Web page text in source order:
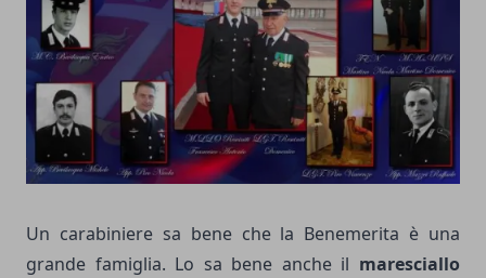
Un carabiniere sa bene che la Benemerita è una
grande famiglia. Lo sa bene anche il maresciallo